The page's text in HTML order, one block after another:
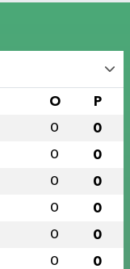
O P
0 0
0 0
0 0
0 0
0 0
0 0